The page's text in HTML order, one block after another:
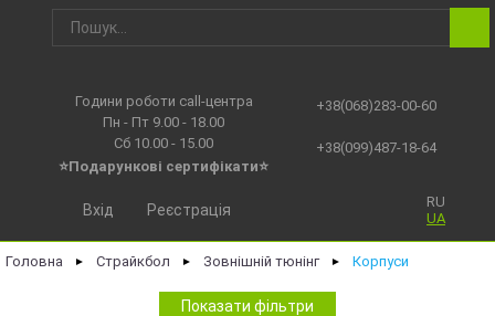
Години роботи call-центра
Пн - Пт 9.00 - 18.00
Сб 10.00 - 15.00
⭐Подарункові сертифікати⭐
+38(068)283-00-60
+38(099)487-18-64
RU
UA
Вхід Реєстрація
Головна ► Страйкбол ► Зовнішній тюнінг ► Корпуси
Показати фільтри